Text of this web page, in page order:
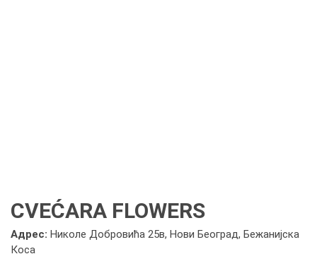
CVEĆARA FLOWERS
Адрес: Николе Добровића 25в, Нови Београд, Бежанијска
Коса